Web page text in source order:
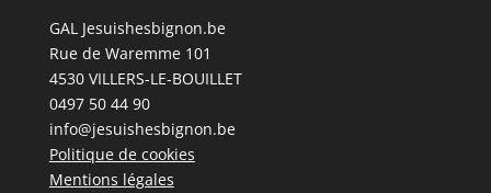
GAL Jesuishesbignon.be
Rue de Waremme 101
4530 VILLERS-LE-BOUILLET
0497 50 44 90
info@jesuishesbignon.be
Politique de cookies
Mentions légales